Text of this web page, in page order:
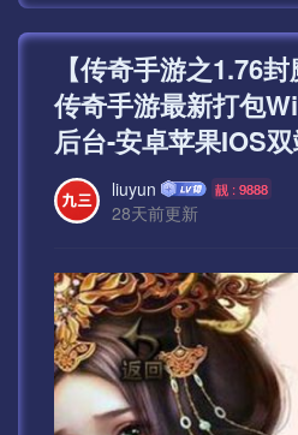
【传奇手游之1.76
传奇手游最新打包
后台-安卓苹果IOS双
liuyun 靓 : 9888
28天前更新